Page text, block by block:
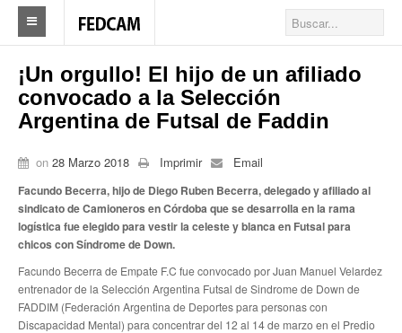
Home
Federacion
Federación
Autoridades
Nuestros Sindicatos
Delegaciones en el país
Actualidad Sindicatos
Camioneros solidarios
¡Un orgullo! El hijo de un afiliado
convocado a la Selección
Argentina de Futsal de Faddin
on 28 Marzo 2018 Imprimir Email
Facundo Becerra, hijo de Diego Ruben Becerra, delegado y afiliado al
sindicato de Camioneros en Córdoba que se desarrolla en la rama
logística fue elegido para vestir la celeste y blanca en Futsal para
chicos con Síndrome de Down.
Facundo Becerra de Empate F.C fue convocado por Juan Manuel Velardez
entrenador de la Selección Argentina Futsal de Sindrome de Down de
FADDIM (Federación Argentina de Deportes para personas con
Discapacidad Mental) para concentrar del 12 al 14 de marzo en el Predio